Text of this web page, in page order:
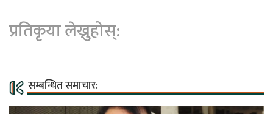
प्रतिकृया लेख्नुहोस्:
सम्बन्धित समाचार: